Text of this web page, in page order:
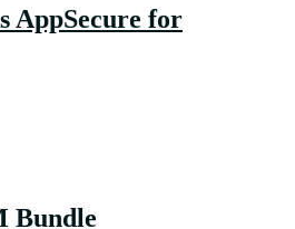
AppSecure for
Bundle